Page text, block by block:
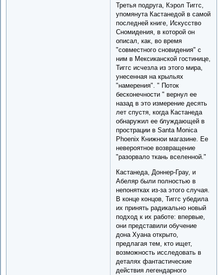
Третья подруга, Кэрол Тиггс,
упомянута Кастанедой в самой
последней книге, Искусство
Сномидения, в которой он
описал, как, во время
"совместного сновидения" с
ним в Мексиканской гостинице,
Тиггс исчезла из этого мира,
унесенная на крыльях
"намерения". " Поток
бесконечности " вернул ее
назад в это измерение десять
лет спустя, когда Кастанеда
обнаружил ее блуждающей в
прострации в Santa Monica
Phoenix Книжнои магазине. Ее
невероятное возвращение
"разорвало ткань вселенной."
Кастанеда, Доннер-Грау, и
Абеляр были полностью в
непонятках из-за этого случая.
В конце концов, Тиггс убедила
их принять радикально новый
подход к их работе: впервые,
они представили обучение
дона Хуана открыто,
предлагая тем, кто ищет,
возможность исследовать в
деталях фантастические
действия легендарного